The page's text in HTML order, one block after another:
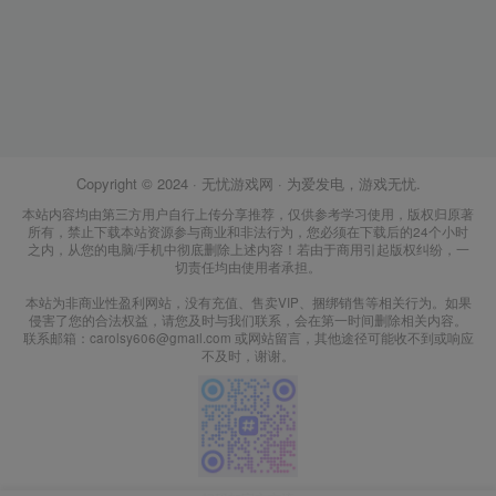
Copyright © 2024 · 无忧游戏网 · 为爱发电，游戏无忧.
本站内容均由第三方用户自行上传分享推荐，仅供参考学习使用，版权归原著
所有，禁止下载本站资源参与商业和非法行为，您必须在下载后的24个小时
之内，从您的电脑/手机中彻底删除上述内容！若由于商用引起版权纠纷，一
切责任均由使用者承担。
本站为非商业性盈利网站，没有充值、售卖VIP、捆绑销售等相关行为。如果
侵害了您的合法权益，请您及时与我们联系，会在第一时间删除相关内容。
联系邮箱：carolsy606@gmail.com 或网站留言，其他途径可能收不到或响应
不及时，谢谢。